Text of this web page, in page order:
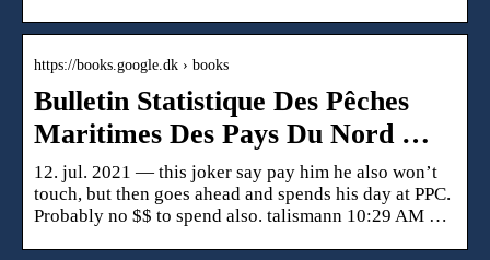
https://books.google.dk › books
Bulletin Statistique Des Pêches
Maritimes Des Pays Du Nord …
12. jul. 2021 — this joker say pay him he also won’t
touch, but then goes ahead and spends his day at PPC.
Probably no $$ to spend also. talismann 10:29 AM …